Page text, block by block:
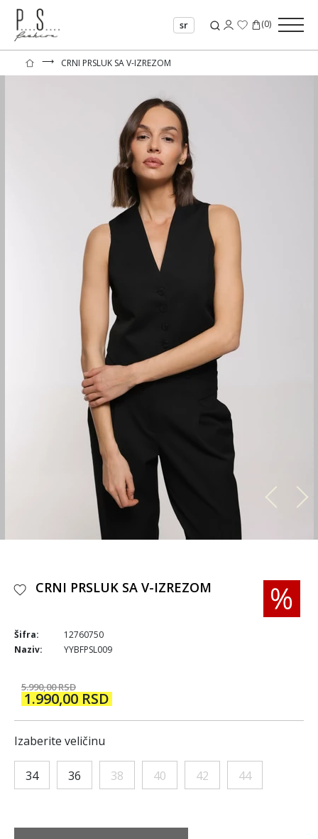
sr (0)
⟶ CRNI PRSLUK SA V-IZREZOM
CRNI PRSLUK SA V-IZREZOM
Šifra:
12760750
Naziv:
YYBFPSL009
5.990,00 RSD
1.990,00 RSD
Izaberite veličinu
34 36 38 40 42 44